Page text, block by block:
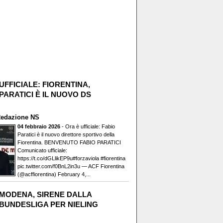
FIORENTINA,
È IL NUOVO DS
NS
04 febbraio 2026 - Ora è ufficiale: Fabio
Paratici è il nuovo direttore sportivo della
Fiorentina. BENVENUTO FABIO PARATICI️
Comunicato ufficiale:
https://t.co/dGLlikEP9u#forzaviola #fiorentina
pic.twitter.com/f0BnL2in3u — ACF Fiorentina
(@acffiorentina) February 4,...
SIRENE DALLA
PER NIELING